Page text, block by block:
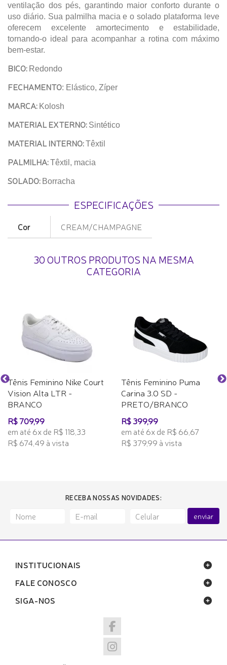
ventilação dos pés, garantindo maior conforto durante o
uso diário. Sua palmilha macia e o solado plataforma leve
oferecem excelente amortecimento e estabilidade,
tornando-o ideal para acompanhar a rotina com máximo
bem-estar.
BICO: Redondo
FECHAMENTO: Elástico, Zíper
MARCA: Kolosh
MATERIAL EXTERNO: Sintético
MATERIAL INTERNO:Têxtil
PALMILHA:Têxtil, macia
SOLADO: Borracha
ESPECIFICAÇÕES
Cor CREAM/CHAMPAGNE
30 OUTROS PRODUTOS NA MESMA
CATEGORIA
Tênis Feminino Nike Court
Vision Alta LTR -
BRANCO
R$ 709,99
em até 6x de R$ 118,33
R$ 674,49 à vista
Tênis Feminino Puma
Carina 3.0 SD -
PRETO/BRANCO
R$ 399,99
em até 6x de R$ 66,67
R$ 379,99 à vista
RECEBA NOSSAS NOVIDADES:
enviar
INSTITUCIONAIS
FALE CONOSCO
SIGA-NOS